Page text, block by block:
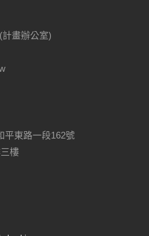
計畫辦公室)
平東路一段162號
樓